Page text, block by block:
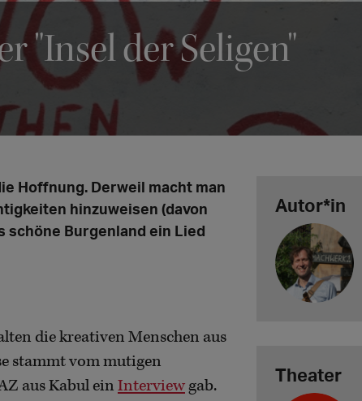
"Insel der Seligen"
Hoffnung. Derweil macht man
hinzuweisen (davon
schöne Burgenland ein Lied
die kreativen Menschen aus
stammt vom mutigen
aus Kabul einInterview gab.
Autor*in
Theater